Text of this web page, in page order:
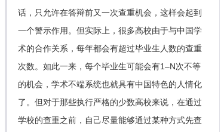
话，只允许在答辩前又一次查重机会，这样会起到
一个警示作用。但实际上，很多高校由于与中国学
术的合作关系，每年都会有超过毕业生人数的查重
次数。如此一来，每个毕业生可能会有1–N次不等
的机会，学术不端系统也就具有中国特色的人情化
了。但对于那些执行严格的少数高校来说，在通过
学校的查重之前，自己尽量能够通过某种方式先查